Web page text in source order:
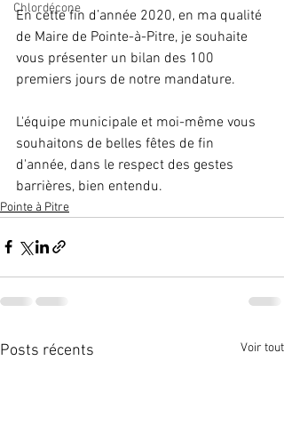
Chlordécone
En cette fin d’année 2020, en ma qualité
de Maire de Pointe-à-Pitre, je souhaite
vous présenter un bilan des 100
premiers jours de notre mandature.
L'équipe municipale et moi-même vous
souhaitons de belles fêtes de fin
d'année, dans le respect des gestes
barrières, bien entendu.
Pointe à Pitre
Posts récents Voir tout